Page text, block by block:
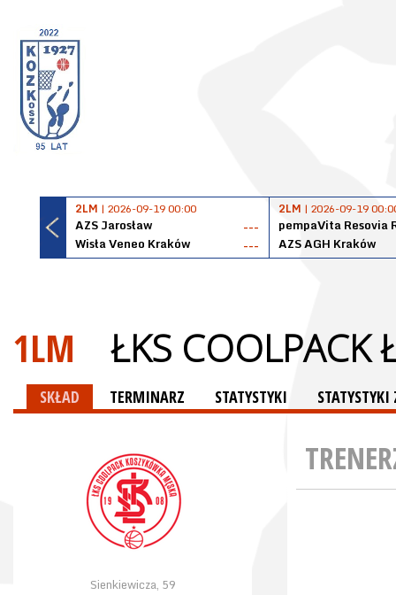
2LM | 2026-09-19 00:00
AZS Jarosław
---
Wisła Veneo Kraków
---
2LM | 2026-09-19
pempaVita Resovia
AZS AGH Kraków
1LM ŁKS COOLPACK
SKŁAD TERMINARZ STATYSTYKI
Sienkiewicza, 59